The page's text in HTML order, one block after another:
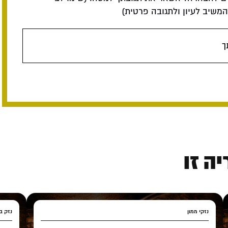
לעיון ולתגובה פרטית)
זו
נזקי ממון נזק